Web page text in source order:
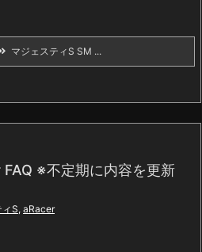
マジェスティS SM ...
※不定期に内容を更新
ィS, aRacer